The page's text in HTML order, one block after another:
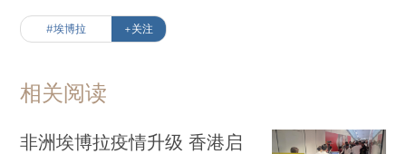
#埃博拉 +关注
相关阅读
非洲埃博拉疫情升级 香港启